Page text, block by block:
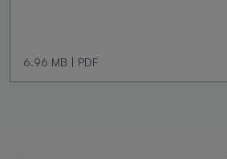
6.96 MB | PDF